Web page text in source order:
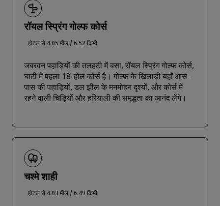
रॉयल स्प्रिंग गोल्फ कोर्स
होटल से 4.05 मील / 6.52 किमी
जबरवन पहाड़ियों की तलहटी में बसा, रॉयल स्प्रिंग गोल्फ कोर्स,
घाटी में पहला 18-होल कोर्स है। गोल्फ के खिलाड़ी यहाँ आस-
पास की पहाड़ियों, डल झील के मनमोहन दृश्यों, और कोर्स में
रहने वाली चिड़ियों और हरियाली की समृद्धता का आनंद लेंगे।
चश्मे शाही
होटल से 4.03 मील / 6.49 किमी